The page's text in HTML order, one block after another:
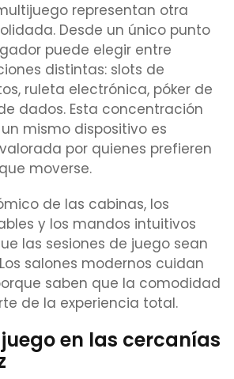
representan otra
Desde un único punto
puede elegir entre
distintas: slots de
ruleta electrónica, póker de
dados. Esta concentración
mismo dispositivo es
por quienes prefieren
moverse.
de las cabinas, los
y los mandos intuitivos
las sesiones de juego sean
salones modernos cuidan
saben que la comodidad
de la experiencia total.
en las cercanías